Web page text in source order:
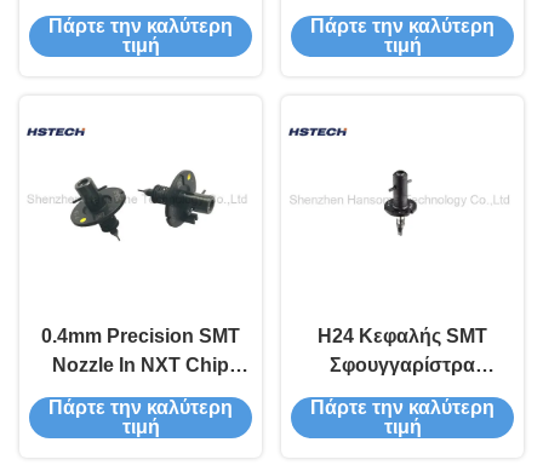
τοποθέτησης
Σφουγγαρίδες για
Πάρτε την καλύτερη
τιμή
στερέωσης FUJI NXT
δεύτερης γενιάς
Πάρτε την καλύτερη
τιμή
0.4mm Precision SMT
Nozzle In NXT Chip
Shooter Κεραμικό υλικό
H08 Κεφαλή
Πάρτε την καλύτερη
τιμή
H24 Κεφαλής SMT
Σφουγγαρίστρα
διάμετρος 0,3mm FUJI
NXT Τρίτη Γενιά
Πάρτε την καλύτερη
τιμή